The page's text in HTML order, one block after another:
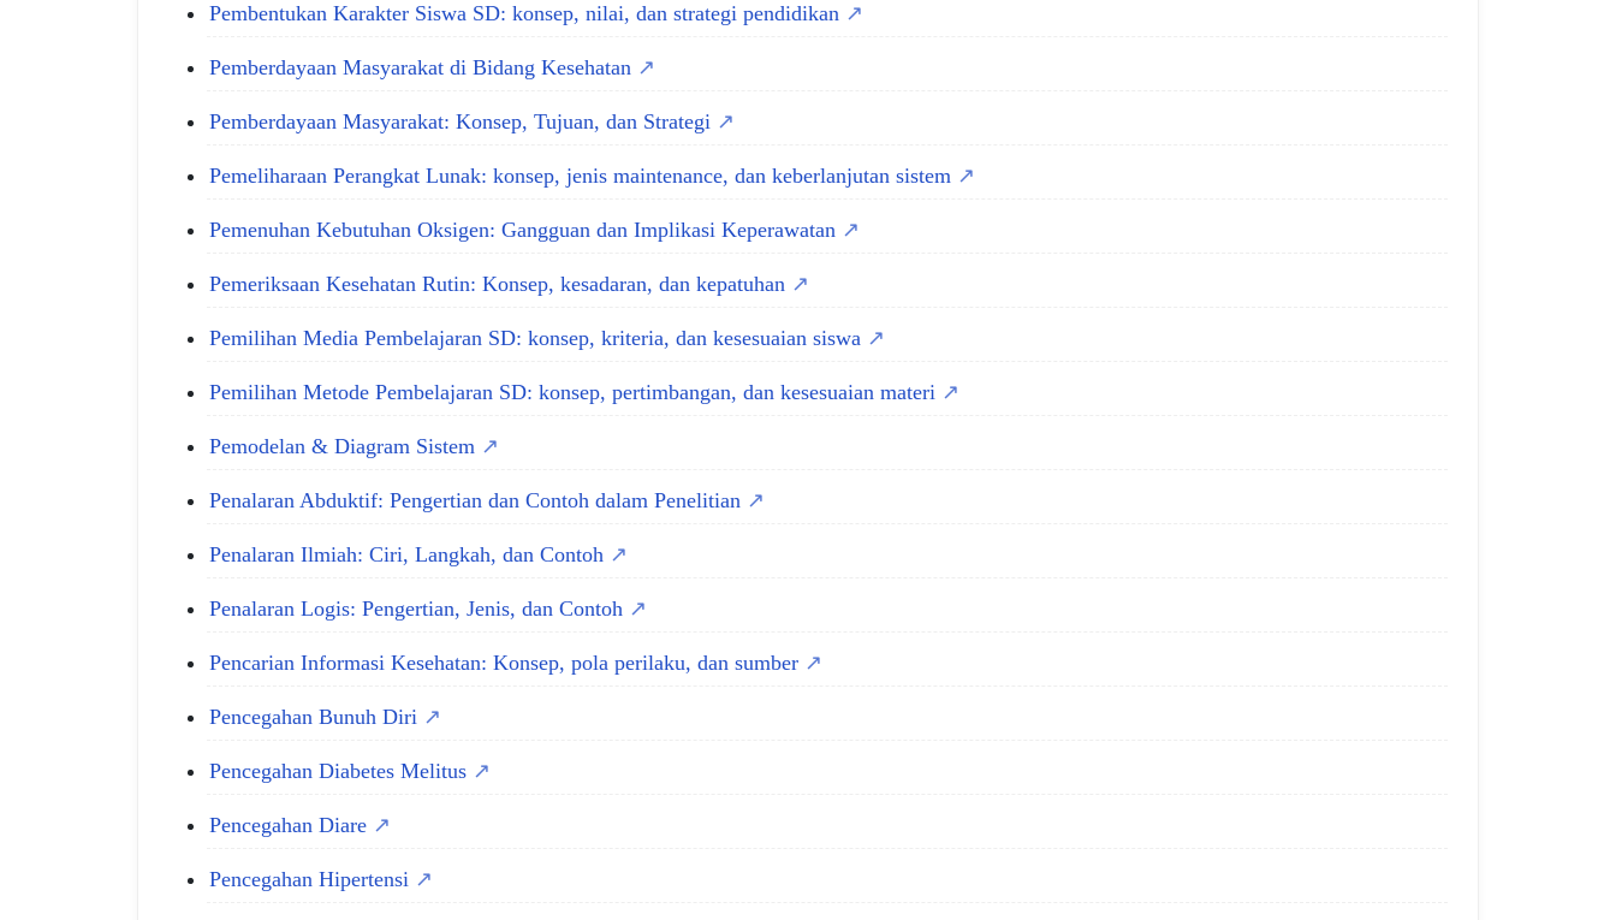
Pembentukan Karakter Siswa SD: konsep, nilai, dan strategi pendidikan
Pemberdayaan Masyarakat di Bidang Kesehatan
Pemberdayaan Masyarakat: Konsep, Tujuan, dan Strategi
Pemeliharaan Perangkat Lunak: konsep, jenis maintenance, dan keberlanjutan sistem
Pemenuhan Kebutuhan Oksigen: Gangguan dan Implikasi Keperawatan
Pemeriksaan Kesehatan Rutin: Konsep, kesadaran, dan kepatuhan
Pemilihan Media Pembelajaran SD: konsep, kriteria, dan kesesuaian siswa
Pemilihan Metode Pembelajaran SD: konsep, pertimbangan, dan kesesuaian materi
Pemodelan & Diagram Sistem
Penalaran Abduktif: Pengertian dan Contoh dalam Penelitian
Penalaran Ilmiah: Ciri, Langkah, dan Contoh
Penalaran Logis: Pengertian, Jenis, dan Contoh
Pencarian Informasi Kesehatan: Konsep, pola perilaku, dan sumber
Pencegahan Bunuh Diri
Pencegahan Diabetes Melitus
Pencegahan Diare
Pencegahan Hipertensi